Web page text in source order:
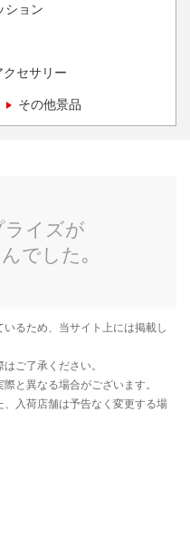
ション
セサリー
その他景品